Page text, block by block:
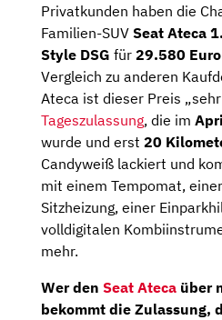
Privatkunden haben die
Familien-SUV Seat Ateca
Style DSG für 29.580
Vergleich zu anderen
Ateca ist dieser Preis
Tageszulassung, die im
wurde und erst 20
Candyweiß lackiert und
mit einem Tempomat,
Sitzheizung, einer
volldigitalen
mehr.
Wer den Seat Ateca über
bekommt die Zulassung,